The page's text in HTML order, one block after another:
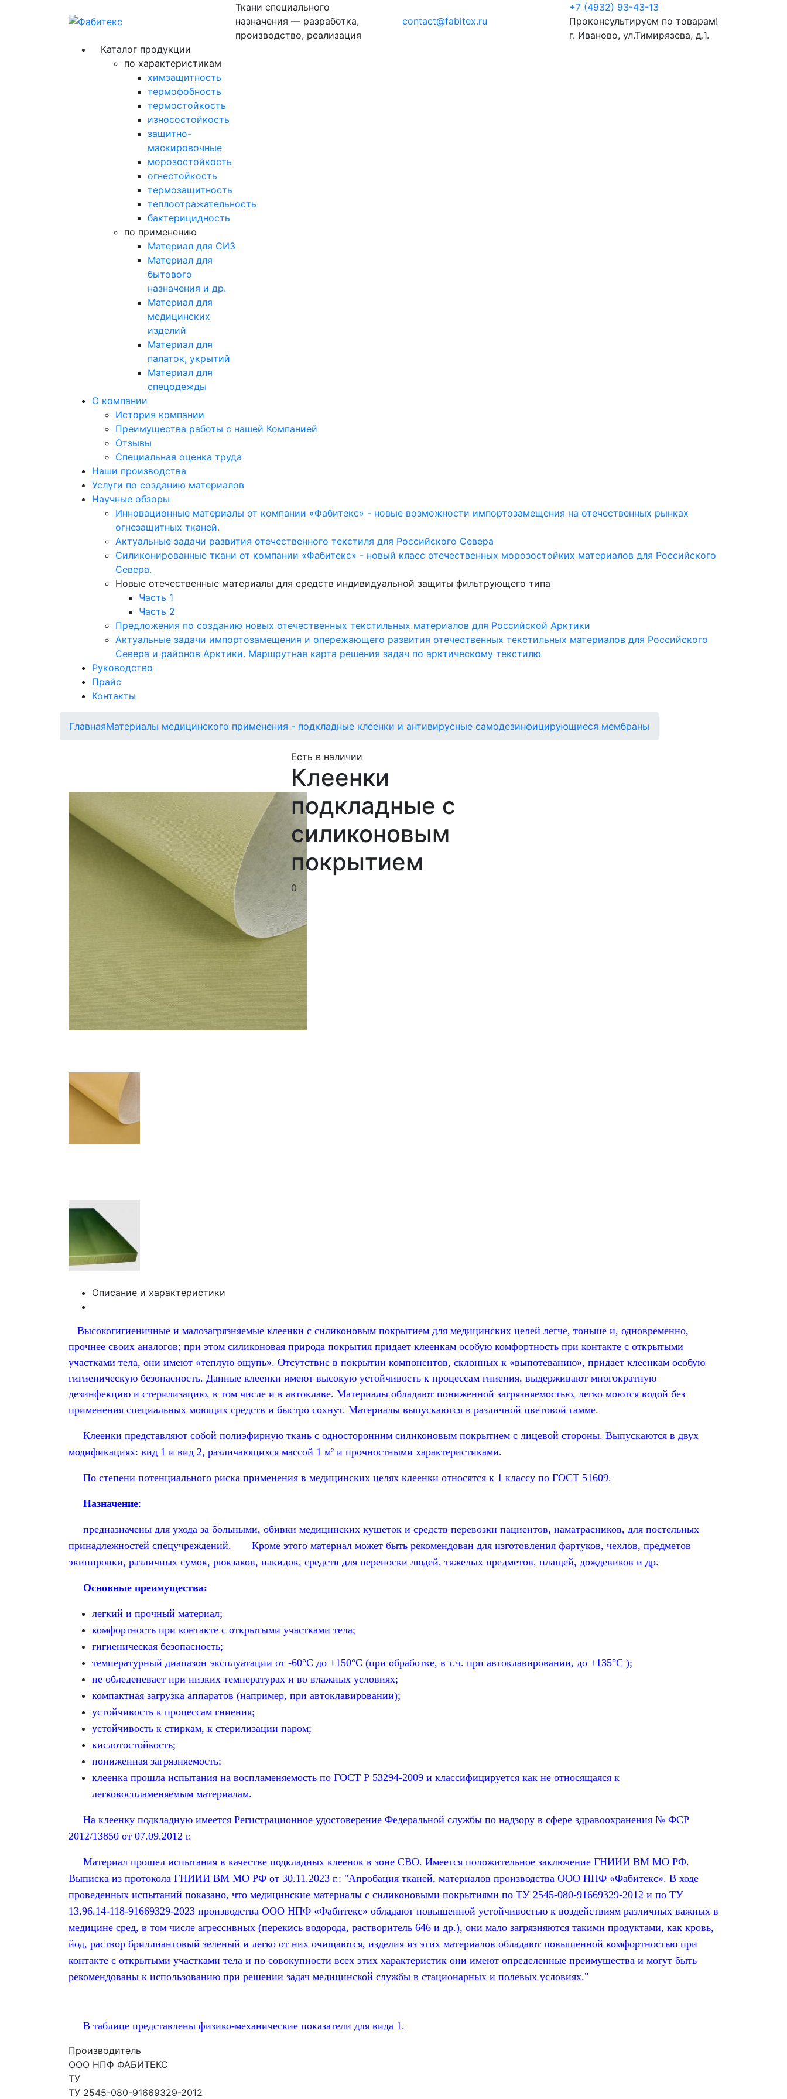
Ткани специального
назначения — разработка,
производство, реализация
contact@fabitex.ru
+7 (4932) 93-43-13
Проконсультируем по товарам!
г. Иваново, ул.Тимирязева, д.1.
Каталог продукции
по характеристикам
химзащитность
термофобность
термостойкость
износостойкость
защитно-
маскировочные
морозостойкость
огнестойкость
термозащитность
теплоотражательность
бактерицидность
по применению
Материал для СИЗ
Материал для
бытового
назначения и др.
Материал для
медицинских
изделий
Материал для
палаток, укрытий
Материал для
спецодежды
О компании
История компании
Преимущества работы с нашей Компанией
Отзывы
Cпециальная оценка труда
Наши производства
Услуги по созданию материалов
Научные обзоры
Инновационные материалы от компании «Фабитекс» - новые возможности импортозамещения на отечественных рынках
огнезащитных тканей.
Актуальные задачи развития отечественного текстиля для Российского Севера
Силиконированные ткани от компании «Фабитекс» - новый класс отечественных морозостойких материалов для Российского
Севера.
Новые отечественные материалы для средств индивидуальной защиты фильтрующего типа
Часть 1
Часть 2
Предложения по созданию новых отечественных текстильных материалов для Российской Арктики
Актуальные задачи импортозамещения и опережающего развития отечественных текстильных материалов для Российского
Севера и районов Арктики. Маршрутная карта решения задач по арктическому текстилю
Руководство
Прайс
Контакты
ГлавнаяМатериалы медицинского применения - подкладные клеенки и антивирусные самодезинфицирующиеся мембраны
Есть в наличии
Клеенки
подкладные с
силиконовым
покрытием
0
Описание и характеристики
Высокогигиеничные и малозагрязняемые клеенки с силиконовым покрытием для медицинских целей легче, тоньше и, одновременно,
прочнее своих аналогов; при этом силиконовая природа покрытия придает клеенкам особую комфортность при контакте с открытыми
участками тела, они имеют «теплую ощупь». Отсутствие в покрытии компонентов, склонных к «выпотеванию», придает клеенкам особую
гигиеническую безопасность. Данные клеенки имеют высокую устойчивость к процессам гниения, выдерживают многократную
дезинфекцию и стерилизацию, в том числе и в автоклаве. Материалы обладают пониженной загрязняемостью, легко моются водой без
применения специальных моющих средств и быстро сохнут. Материалы выпускаются в различной цветовой гамме.
Клеенки представляют собой полиэфирную ткань с односторонним силиконовым покрытием с лицевой стороны. Выпускаются в двух
модификациях: вид 1 и вид 2, различающихся массой 1 м² и прочностными характеристиками.
По степени потенциального риска применения в медицинских целях клеенки относятся к 1 классу по ГОСТ 51609.
Назначение:
предназначены для ухода за больными, обивки медицинских кушеток и средств перевозки пациентов, наматрасников, для постельных
принадлежностей спецучреждений. Кроме этого материал может быть рекомендован для изготовления фартуков, чехлов, предметов
экипировки, различных сумок, рюкзаков, накидок, средств для переноски людей, тяжелых предметов, плащей, дождевиков и др.
Основные преимущества:
легкий и прочный материал;
комфортность при контакте с открытыми участками тела;
гигиеническая безопасность;
температурный диапазон эксплуатации от -60°С до +150°С (при обработке, в т.ч. при автоклавировании, до +135°С );
не обледеневает при низких температурах и во влажных условиях;
компактная загрузка аппаратов (например, при автоклавировании);
устойчивость к процессам гниения;
устойчивость к стиркам, к стерилизации паром;
кислотостойкость;
пониженная загрязняемость;
клеенка прошла испытания на воспламеняемость по ГОСТ Р 53294-2009 и классифицируется как не относящаяся к
легковоспламеняемым материалам.
На клеенку подкладную имеется Регистрационное удостоверение Федеральной службы по надзору в сфере здравоохранения № ФСР
2012/13850 от 07.09.2012 г.
Материал прошел испытания в качестве подкладных клеенок в зоне СВО. Имеется положительное заключение ГНИИИ ВМ МО РФ.
Выписка из протокола ГНИИИ ВМ МО РФ от 30.11.2023 г.: "Апробация тканей, материалов производства ООО НПФ «Фабитекс». В ходе
проведенных испытаний показано, что медицинские материалы с силиконовыми покрытиями по ТУ 2545-080-91669329-2012 и по ТУ
13.96.14-118-91669329-2023 производства ООО НПФ «Фабитекс» обладают повышенной устойчивостью к воздействиям различных важных в
медицине сред, в том числе агрессивных (перекись водорода, растворитель 646 и др.), они мало загрязняются такими продуктами, как кровь,
йод, раствор бриллиантовый зеленый и легко от них очищаются, изделия из этих материалов обладают повышенной комфортностью при
контакте с открытыми участками тела и по совокупности всех этих характеристик они имеют определенные преимущества и могут быть
рекомендованы к использованию при решении задач медицинской службы в стационарных и полевых условиях."
В таблице представлены физико-механические показатели для вида 1.
Производитель
ООО НПФ ФАБИТЕКС
ТУ
ТУ 2545-080-91669329-2012